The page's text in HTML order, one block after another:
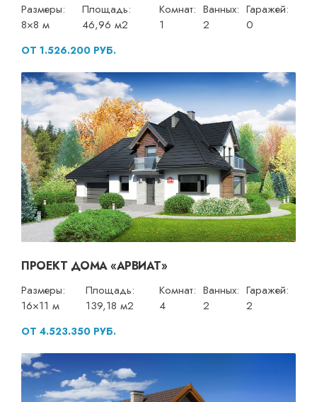
Размеры:
8×8 м
Площадь:
46,96 м2
Комнат:
1
Ванных:
2
Гаражей:
0
ОТ 1.526.200 РУБ.
ПРОЕКТ ДОМА «АРВИАТ»
Размеры:
16×11 м
Площадь:
139,18 м2
Комнат:
4
Ванных:
2
Гаражей:
2
ОТ 4.523.350 РУБ.